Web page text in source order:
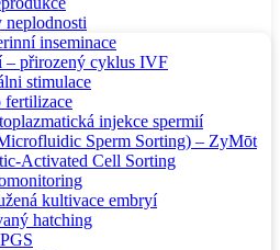
inseminace
– přirozený cyklus IVF
stimulace
injekce spermií
Sperm Sorting) – ZyMōt
Activated Cell Sorting
kultivace embryí
hatching